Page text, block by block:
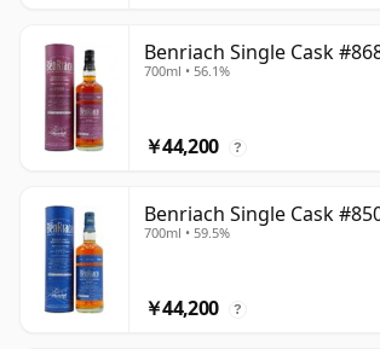
Benriach Single Cask
700ml • 56.1%
￥44,200 ?
Benriach Single Cask
700ml • 59.5%
￥44,200 ?